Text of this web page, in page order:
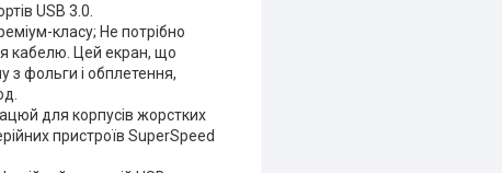
USB 3.0.
класу; Не потрібно
кабелю. Цей екран, що
з фольги і обплетення,
для корпусів жорстких
пристроїв SuperSpeed